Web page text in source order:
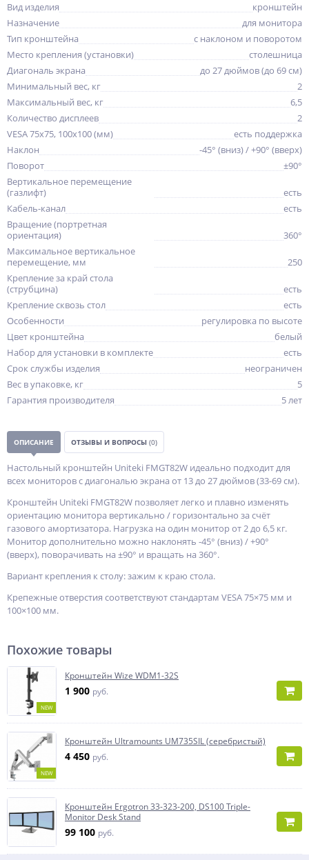
Вид изделия
кронштейн
Назначение
для монитора
Тип кронштейна
с наклоном и поворотом
Место крепления (установки)
столешница
Диагональ экрана
до 27 дюймов (до 69 см)
Минимальный вес, кг
2
Максимальный вес, кг
6,5
Количество дисплеев
2
VESA 75x75, 100x100 (мм)
есть поддержка
Наклон
-45° (вниз) / +90° (вверх)
Поворот
±90°
Вертикальное перемещение
(газлифт)
есть
Кабель-канал
есть
Вращение (портретная
ориентация)
360°
Максимальное вертикальное
перемещение, мм
250
Крепление за край стола
(струбцина)
есть
Крепление сквозь стол
есть
Особенности
регулировка по высоте
Цвет кронштейна
белый
Набор для установки в комплекте
есть
Срок службы изделия
неограничен
Вес в упаковке, кг
5
Гарантия производителя
5 лет
ОПИСАНИЕ ОТЗЫВЫ И ВОПРОСЫ (0)
Настольный кронштейн Uniteki FMGT82W идеально подходит для
всех мониторов с диагональю экрана от 13 до 27 дюймов (33-69 см).
Кронштейн Uniteki FMGT82W позволяет легко и плавно изменять
ориентацию монитора вертикально / горизонтально за счёт
газового амортизатора. Нагрузка на один монитор от 2 до 6,5 кг.
Монитор дополнительно можно наклонять -45° (вниз) / +90°
(вверх), поворачивать на ±90° и вращать на 360°.
Вариант крепления к столу: зажим к краю стола.
Крепежные отверстия соответствуют стандартам VESA 75×75 мм и
100×100 мм.
Похожие товары
NEW
Кронштейн Wize WDM1-32S
1 900 руб.
NEW
Кронштейн Ultramounts UM735SIL (серебристый)
4 450 руб.
Кронштейн Ergotron 33-323-200, DS100 Triple-
Monitor Desk Stand
99 100 руб.